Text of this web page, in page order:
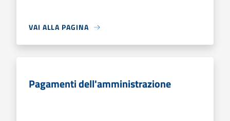
VAI ALLA PAGINA
Pagamenti dell'amministrazione